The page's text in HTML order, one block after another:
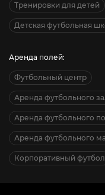
Тренировки для детей
Детская футбольная
Аренда полей:
Футбольный центр
Аренда футбольного
Аренда футбольного
Аренда футбольного
Корпоративный футбол